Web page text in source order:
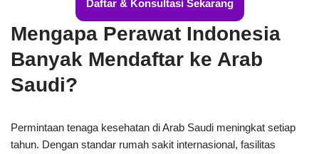
Daftar & Konsultasi Sekarang
Mengapa Perawat Indonesia
Banyak Mendaftar ke Arab
Saudi?
Permintaan tenaga kesehatan di Arab Saudi meningkat setiap
tahun. Dengan standar rumah sakit internasional, fasilitas